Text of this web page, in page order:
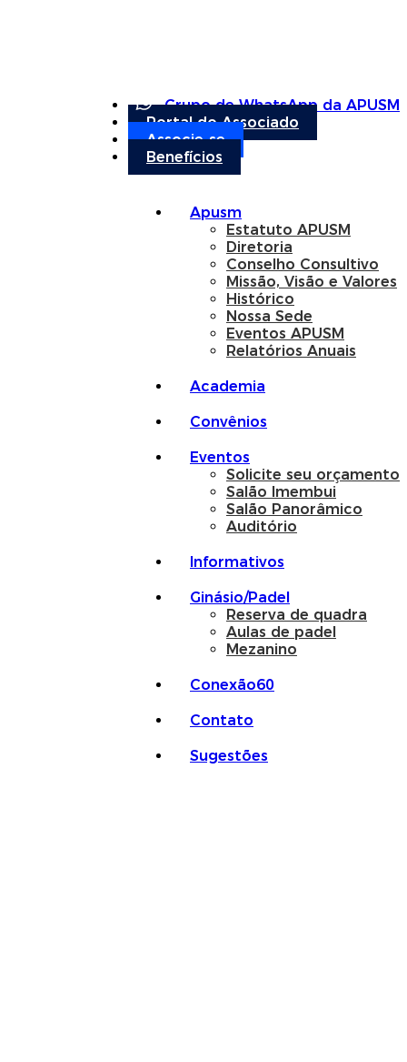
Grupo de WhatsApp da APUSM
Portal do Associado
Associe-se
Benefícios
Apusm
Estatuto APUSM
Diretoria
Conselho Consultivo
Missão, Visão e Valores
Histórico
Nossa Sede
Eventos APUSM
Relatórios Anuais
Academia
Convênios
Eventos
Solicite seu orçamento
Salão Imembui
Salão Panorâmico
Auditório
Informativos
Ginásio/Padel
Reserva de quadra
Aulas de padel
Mezanino
Conexão60
Contato
Sugestões